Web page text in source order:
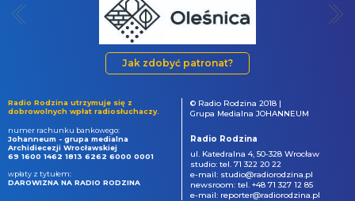
Jak zdobyć patronat?
Radio Rodzina utrzymuje się z
dobrowolnych wpłat radiosłuchaczy.
numer rachunku bankowego:
Johanneum - grupa medialna
Archidiecezji Wrocławskiej
69 1600 1462 1813 6262 6000 0001
wpłaty z tytułem:
DAROWIZNA NA RADIO RODZINA
© Radio Rodzina 2018 |
Grupa Medialna JOHANNEUM
Radio Rodzina
ul. Katedralna 4, 50-328 Wrocław
studio: tel. 71 322 20 22
e-mail: studio@radiorodzina.pl
newsroom: tel. +48 71 327 12 85
e-mail: reporter@radiorodzina.pl